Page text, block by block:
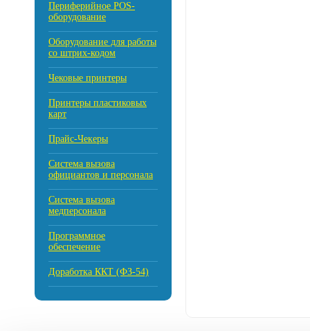
Периферийное POS-
оборудование
Оборудование для работы
со штрих-кодом
Чековые принтеры
Принтеры пластиковых
карт
Прайс-Чекеры
Cистема вызова
официантов и персонала
Система вызова
медперсонала
Программное
обеспечение
Доработка ККТ (ФЗ-54)